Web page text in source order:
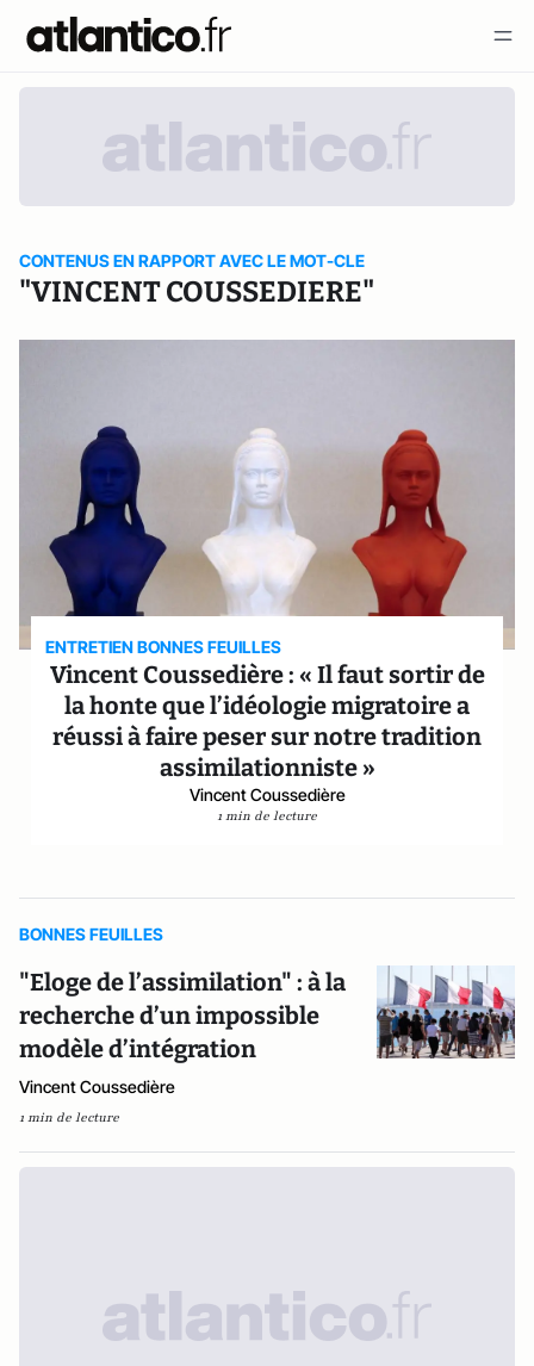
CONTENUS EN RAPPORT AVEC LE MOT-CLE
"VINCENT COUSSEDIERE"
ENTRETIEN BONNES FEUILLES
Vincent Coussedière : « Il faut sortir de
la honte que l’idéologie migratoire a
réussi à faire peser sur notre tradition
assimilationniste »
Vincent Coussedière
1 min de lecture
BONNES FEUILLES
"Eloge de l’assimilation" : à la
recherche d’un impossible
modèle d’intégration
Vincent Coussedière
1 min de lecture